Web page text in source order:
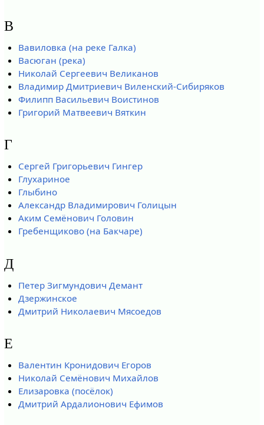
В
Вавиловка (на реке Галка)
Васюган (река)
Николай Сергеевич Великанов
Владимир Дмитриевич Виленский-Сибиряков
Филипп Васильевич Воистинов
Григорий Матвеевич Вяткин
Г
Сергей Григорьевич Гингер
Глухариное
Глыбино
Александр Владимирович Голицын
Аким Семёнович Головин
Гребенщиково (на Бакчаре)
Д
Петер Зигмундович Демант
Дзержинское
Дмитрий Николаевич Мясоедов
Е
Валентин Кронидович Егоров
Николай Семёнович Михайлов
Елизаровка (посёлок)
Дмитрий Ардалионович Ефимов